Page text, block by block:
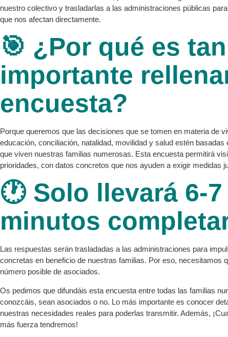
nuestro colectivo y trasladarlas a las administraciones públicas
que nos afectan directamente.
🎯 ¿Por qué es tan
importante
encuesta?
Porque queremos que las decisiones que se tomen en materia de
educación, conciliación, natalidad, movilidad y salud estén basadas
que viven nuestras familias numerosas. Esta encuesta permitirá
prioridades, con datos concretos que nos ayuden a exigir medidas
🕐 Solo llevará 6-7
minutos
Las respuestas serán trasladadas a las administraciones para
concretas en beneficio de nuestras familias. Por eso, necesitamos
número posible de asociados.
Os pedimos que difundáis esta encuesta entre todas las familias
conozcáis, sean asociados o no. Lo más importante es conocer
nuestras necesidades reales para poderlas transmitir. Además,
más fuerza tendremos!